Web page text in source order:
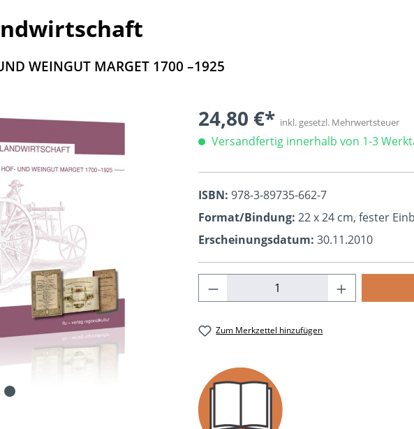
WEINGUT MARGET 1700 –1925
24,80 €* inkl. gesetzl. Mehrwertsteuer
Versandfertig innerhalb von 1-3
ISBN: 978-3-89735-662-7
Format/Bindung: 22 x 24 cm, fester
Erscheinungsdatum: 30.11.2010
Produkt Anzahl: Gib den
Zum Merkzettel hinzufügen